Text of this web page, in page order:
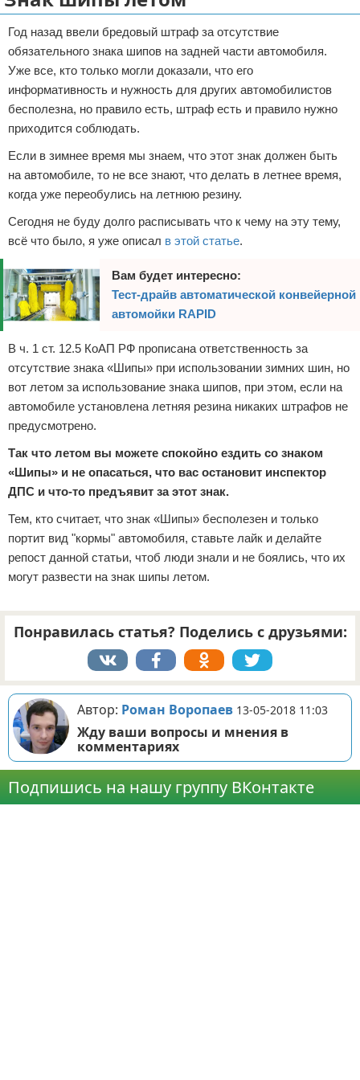
Интересные товары с Aliexpress
Разное про Aliexpress
Новости VolkMaster Project
Хостинг VolkMaster Project
Регистрация доменов от VolkMaster Project
Разное про VolkMaster Project
Новости VR66.RU
Екатеринбург
Юридическое право
Развлечения
Покупки за рубежом
Покупки
Дача
Лайфхак
XPDO MODX REVO
Собственные разработки для MODX REVO
Готовые решения для MODX
Год назад ввели бредовый штраф за отсутствие
обязательного знака шипов на задней части автомобиля.
Уже все, кто только могли доказали, что его
информативность и нужность для других автомобилистов
бесполезна, но правило есть, штраф есть и правило нужно
приходится соблюдать.
Если в зимнее время мы знаем, что этот знак должен быть
на автомобиле, то не все знают, что делать в летнее время,
когда уже переобулись на летнюю резину.
Сегодня не буду долго расписывать что к чему на эту тему,
всё что было, я уже описал в этой статье.
Вам будет интересно:
Тест-драйв автоматической конвейерной
автомойки RAPID
В ч. 1 ст. 12.5 КоАП РФ прописана ответственность за
отсутствие знака «Шипы» при использовании зимних шин, но
вот летом за использование знака шипов, при этом, если на
автомобиле установлена летняя резина никаких штрафов не
предусмотрено.
Так что летом вы можете спокойно ездить со знаком
«Шипы» и не опасаться, что вас остановит инспектор
ДПС и что-то предъявит за этот знак.
Тем, кто считает, что знак «Шипы» бесполезен и только
портит вид "кормы" автомобиля, ставьте лайк и делайте
репост данной статьи, чтоб люди знали и не боялись, что их
могут развести на знак шипы летом.
Понравилась статья? Поделись с друзьями:
Автор: Роман Воропаев 13-05-2018 11:03
Жду ваши вопросы и мнения в
комментариях
Подпишись на нашу группу ВКонтакте